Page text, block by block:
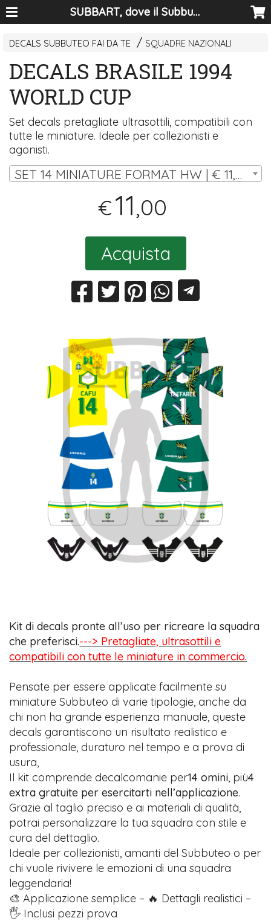
SUBBART, dove il Subbuteo diventa arte
DECALS SUBBUTEO FAI DA TE SQUADRE NAZIONALI
DECALS BRASILE 1994
WORLD CUP
Set decals pretagliate ultrasottili, compatibili con
tutte le miniature. Ideale per collezionisti e
agonisti.
SET 14 MINIATURE FORMAT HW | € 11,00
€11,00
Acquista
Kit di decals pronte all’uso per ricreare la squadra
che preferisci.---> Pretagliate, ultrasottili e
compatibili con tutte le miniature in commercio.
Pensate per essere applicate facilmente su
miniature Subbuteo di varie tipologie, anche da
chi non ha grande esperienza manuale, queste
decals garantiscono un risultato realistico e
professionale, duraturo nel tempo e a prova di
usura,
Il kit comprende decalcomanie per14 omini, più4
extra gratuite per esercitarti nell’applicazione.
Grazie al taglio preciso e ai materiali di qualità,
potrai personalizzare la tua squadra con stile e
cura del dettaglio.
Ideale per collezionisti, amanti del Subbuteo o per
chi vuole rivivere le emozioni di una squadra
leggendaria!
🎨 Applicazione semplice – 🔥 Dettagli realistici –
🖐️ Inclusi pezzi prova